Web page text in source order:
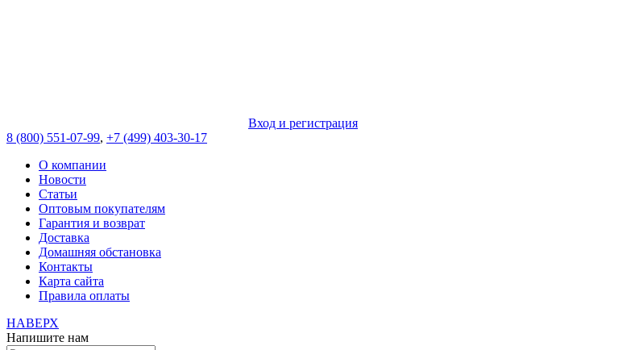
Вход и регистрация
8 (800) 551-07-99, +7 (499) 403-30-17
О компании
Новости
Статьи
Оптовым покупателям
Гарантия и возврат
Доставка
Домашняя обстановка
Контакты
Карта сайта
Правила оплаты
НАВЕРХ
Напишите нам